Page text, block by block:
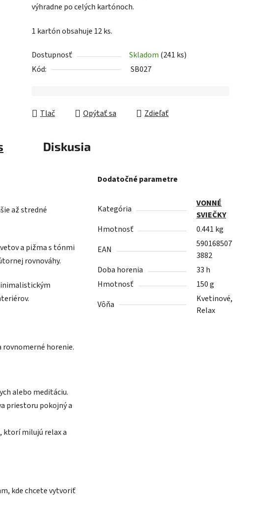
výhradne po celých kartónoch.
1 kartón obsahuje 12 ks.
Dostupnosť Skladom (241 ks)
Kód:
SB027
Tlač Opýtať sa Zdieľať
Diskusia
až stredné
a pižma s tónmi
rovnováhy.
rovnomerné horenie.
alebo meditáciu.
priestoru pokojný a
ktorí milujú relax a
kde chcete vytvoriť
Dodatočné parametre
Kategória
VONNÉ
SVIEČKY
Hmotnosť
0.441 kg
EAN
590168507
3882
Doba horenia
33 h
Hmotnosť
150 g
Vôňa
Kvetinové,
Relax